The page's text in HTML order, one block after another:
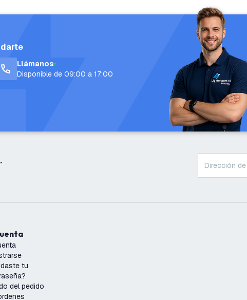
Llámanos
Disponible de 09:00 a 17:00
tu
del pedido